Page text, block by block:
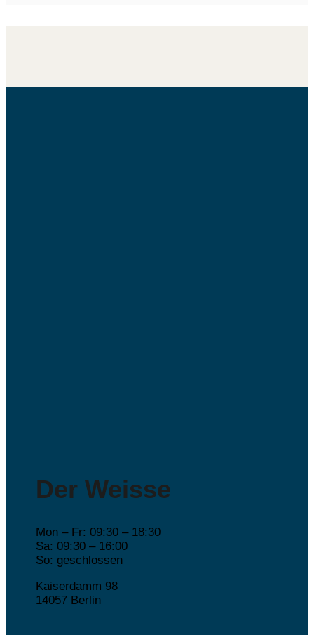
Der Weisse
Mon – Fr: 09:30 – 18:30
Sa: 09:30 – 16:00
So: geschlossen
Kaiserdamm 98
14057 Berlin